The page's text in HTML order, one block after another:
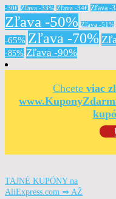
-30€ Zľava -33% Zľava -34€ Zľava -
Zľava -50% Zľava -51%
-65% Zľava -70%
-85% Zľava -90%
Chcete viac
TAJNÉ KUPÓNY na
AliExpress.com ⇒ AŽ